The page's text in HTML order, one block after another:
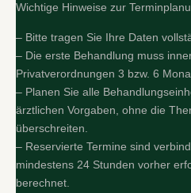
Wichtige Hinweise zur
– Bitte tragen Sie Ihre Daten
– Die erste Behandlung muss
Privatverordnungen 3 bzw. 6
– Planen Sie alle
ärztlichen Vorgaben, ohne die
überschreiten.
– Reservierte Termine sind
mindestens 24 Stunden vorher
berechnet.